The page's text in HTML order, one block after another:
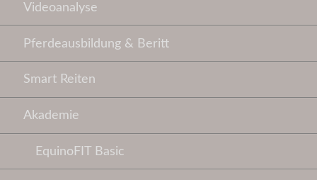
Videoanalyse
Pferdeausbildung & Beritt
Smart Reiten
Akademie
EquinoFIT Basic